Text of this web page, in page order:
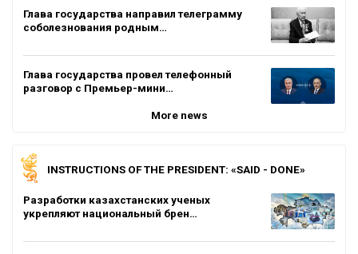
Глава государства направил телеграмму
соболезнования родным…
Глава государства провел телефонный
разговор с Премьер-мини…
More news
INSTRUCTIONS OF THE PRESIDENT: «SAID - DONE»
Разработки казахстанских ученых
укрепляют национальный брен…